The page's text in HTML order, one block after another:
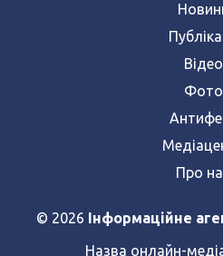
Відео
Фото
Про
© 2026
Інформаційне
Назва онлайн-